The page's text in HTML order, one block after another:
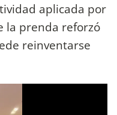
aplicada por
la prenda reforzó
reinventarse